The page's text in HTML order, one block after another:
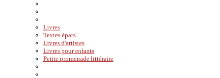
Livres
Textes épars
Livres d'artistes
Livres pour enfants
Petite promenade littéraire